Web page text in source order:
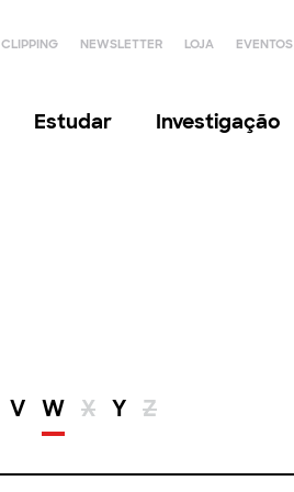
CLIPPING NEWSLETTER LOJA EVENTOS
Estudar Investigação
V W X Y Z